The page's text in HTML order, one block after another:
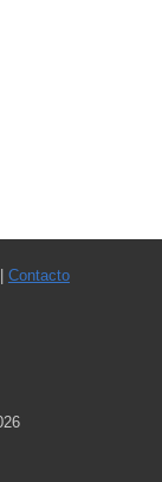
Contacto